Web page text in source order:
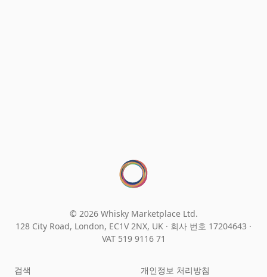
© 2026 Whisky Marketplace Ltd.
128 City Road, London, EC1V 2NX, UK · 회사 번호 17204643 ·
VAT 519 9116 71
검색
개인정보 처리방침